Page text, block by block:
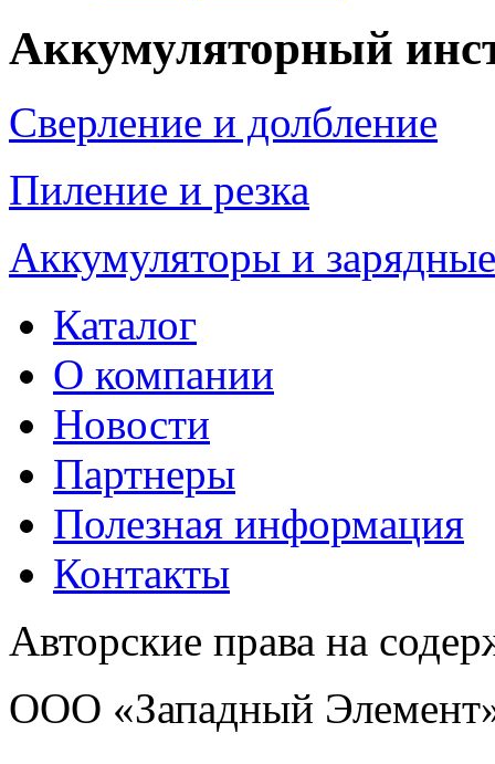
Аккумуляторный
Сверление и долбление
Пиление и резка
Аккумуляторы и
Каталог
O компании
Новости
Партнеры
Полезная информация
Контакты
Авторские права на
ООО «Западный